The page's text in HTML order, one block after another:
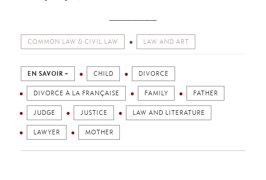
COMMON LAW & CIVIL LAW LAW AND ART
EN SAVOIR + CHILD DIVORCE
DIVORCE À LA FRANÇAISE FAMILY FATHER
JUDGE JUSTICE LAW AND LITERATURE
LAWYER MOTHER